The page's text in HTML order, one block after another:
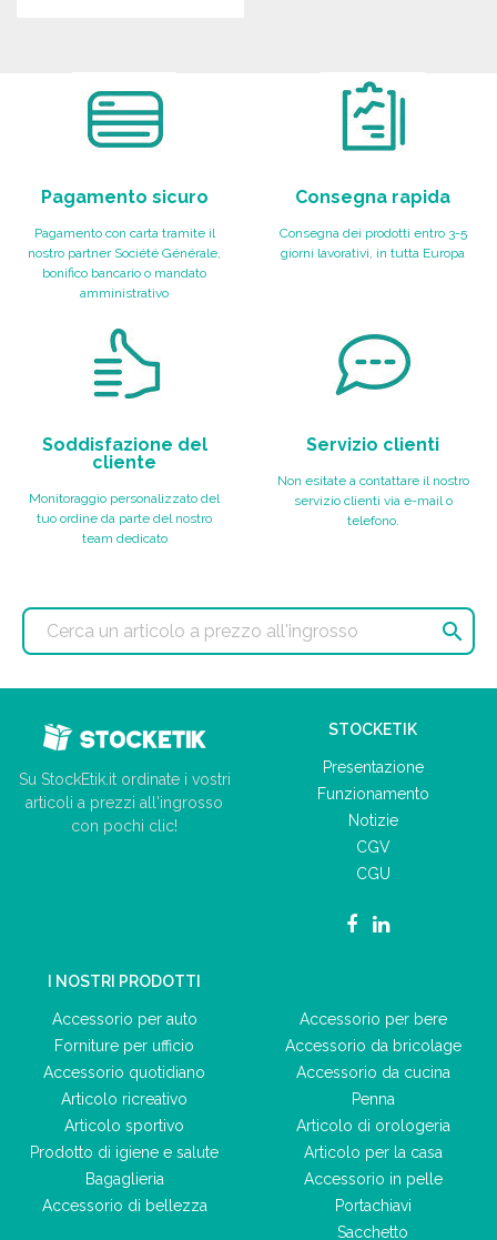
Pagamento sicuro
Pagamento con carta tramite il
nostro partner Société Générale,
bonifico bancario o mandato
amministrativo
Consegna rapida
Consegna dei prodotti entro 3-5
giorni lavorativi, in tutta Europa
Soddisfazione del
cliente
Monitoraggio personalizzato del
tuo ordine da parte del nostro
team dedicato
Servizio clienti
Non esitate a contattare il nostro
servizio clienti via e-mail o
telefono.

Su StockEtik.it ordinate i vostri
articoli a prezzi all'ingrosso
con pochi clic!
STOCKETIK
Presentazione
Funzionamento
Notizie
CGV
CGU
I NOSTRI PRODOTTI
Accessorio per auto
Forniture per ufficio
Accessorio quotidiano
Articolo ricreativo
Articolo sportivo
Prodotto di igiene e salute
Bagaglieria
Accessorio di bellezza
Accessorio per bere
Accessorio da bricolage
Accessorio da cucina
Penna
Articolo di orologeria
Articolo per la casa
Accessorio in pelle
Portachiavi
Sacchetto